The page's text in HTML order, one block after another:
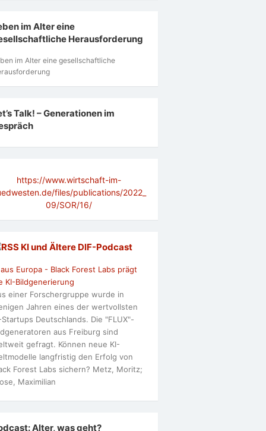
im Alter eine
Herausforderung
im Alter eine gesellschaftliche
Talk! – Generationen im
https://www.wirtschaft-im-
files/publications/2022_
09/SOR/16/
KI und Ältere DlF-Podcast
aus Europa - Black Forest Labs prägt
KI-Bildgenerierung
einer Forschergruppe wurde in
Jahren eines der wertvollsten
Startups Deutschlands. Die "FLUX"-
aus Freiburg sind
gefragt. Können neue KI-
langfristig den Erfolg von
Forest Labs sichern? Metz, Moritz;
Maximilian
Alter, was geht?